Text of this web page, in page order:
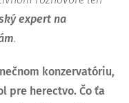
expert na
.
konzervatóriu,
pre herectvo. Čo ťa